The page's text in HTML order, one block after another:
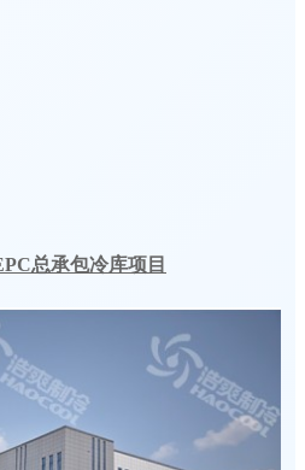
总承包冷库项目